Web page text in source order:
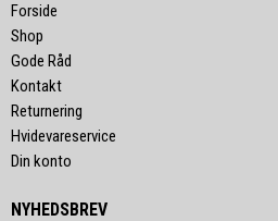
Forside
Shop
Gode Råd
Kontakt
Returnering
Hvidevareservice
Din konto
NYHEDSBREV